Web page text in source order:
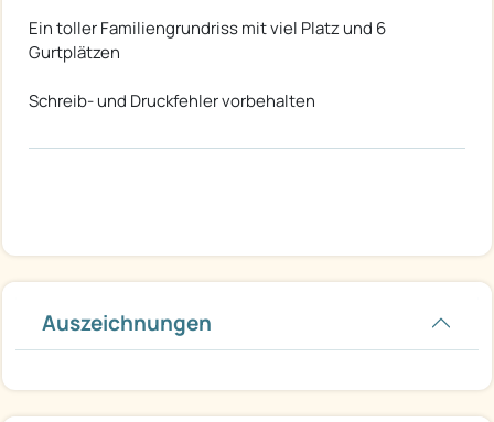
Ein toller Familiengrundriss mit viel Platz und 6
Gurtplätzen
Schreib- und Druckfehler vorbehalten
Auszeichnungen